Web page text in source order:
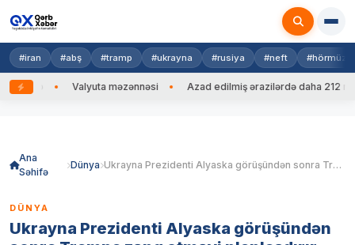
#iran #abş #tramp #ukrayna #rusiya #neft #hörmüz
edib Valyuta məzənnəsi Azad edilmiş ərazilərdə daha 212 mina,
Ana
Səhifə
Dünya Ukrayna Prezidenti Alyaska görüşündən sonra Trampa zəng etməyi planlaşdırır
DÜNYA
Ukrayna Prezidenti Alyaska görüşündən